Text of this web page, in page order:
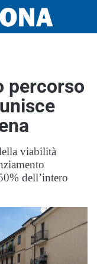
percorso
viabilità
dell’intero